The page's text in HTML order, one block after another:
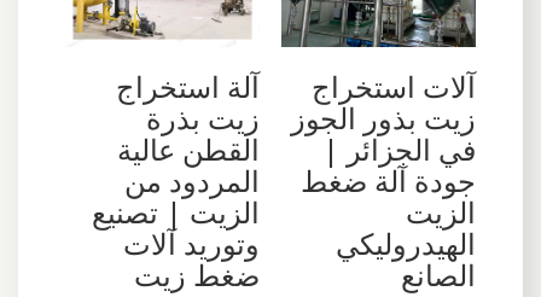
آلات استخراج
زيت بذور الجوز
في الجزائر |
جودة آلة ضغط
الزيت
الهيدروليكي
الصانع
آلة استخراج
زيت بذرة
القطن عالية
المردود من
الزيت | تصنيع
وتوريد آلات
ضغط زيت